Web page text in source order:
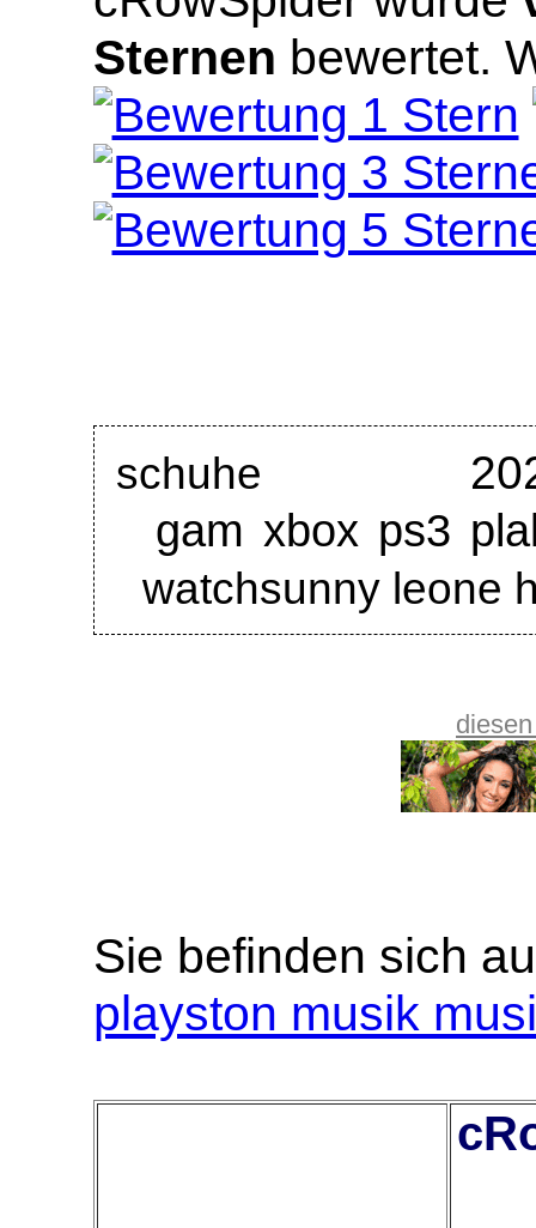
Sternen bewertet.
schuhe
gam xbox ps3
watchsunny leone
Sie befinden sich
playston musik